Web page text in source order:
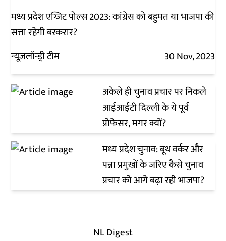
मध्य प्रदेश एग्जिट पोल्स 2023: कांग्रेस को बहुमत या भाजपा की
सत्ता रहेगी बरकरार?
न्यूज़लॉन्ड्री टीम
30 Nov, 2023
अकेले ही चुनाव प्रचार पर निकले
आईआईटी दिल्ली के ये पूर्व
प्रोफेसर, मगर क्यों?
मध्य प्रदेश चुनाव: बूथ वर्कर और
पन्ना प्रमुखों के जरिए कैसे चुनाव
प्रचार को आगे बढ़ा रही भाजपा?
NL Digest